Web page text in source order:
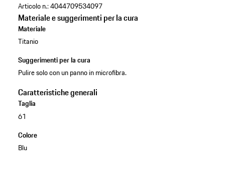
Articolo n.:4044709534097
Materiale e suggerimenti per la cura
Materiale
Titanio
Suggerimenti per la cura
Pulire solo con un panno in microfibra.
Caratteristiche generali
Taglia
61
Colore
Blu